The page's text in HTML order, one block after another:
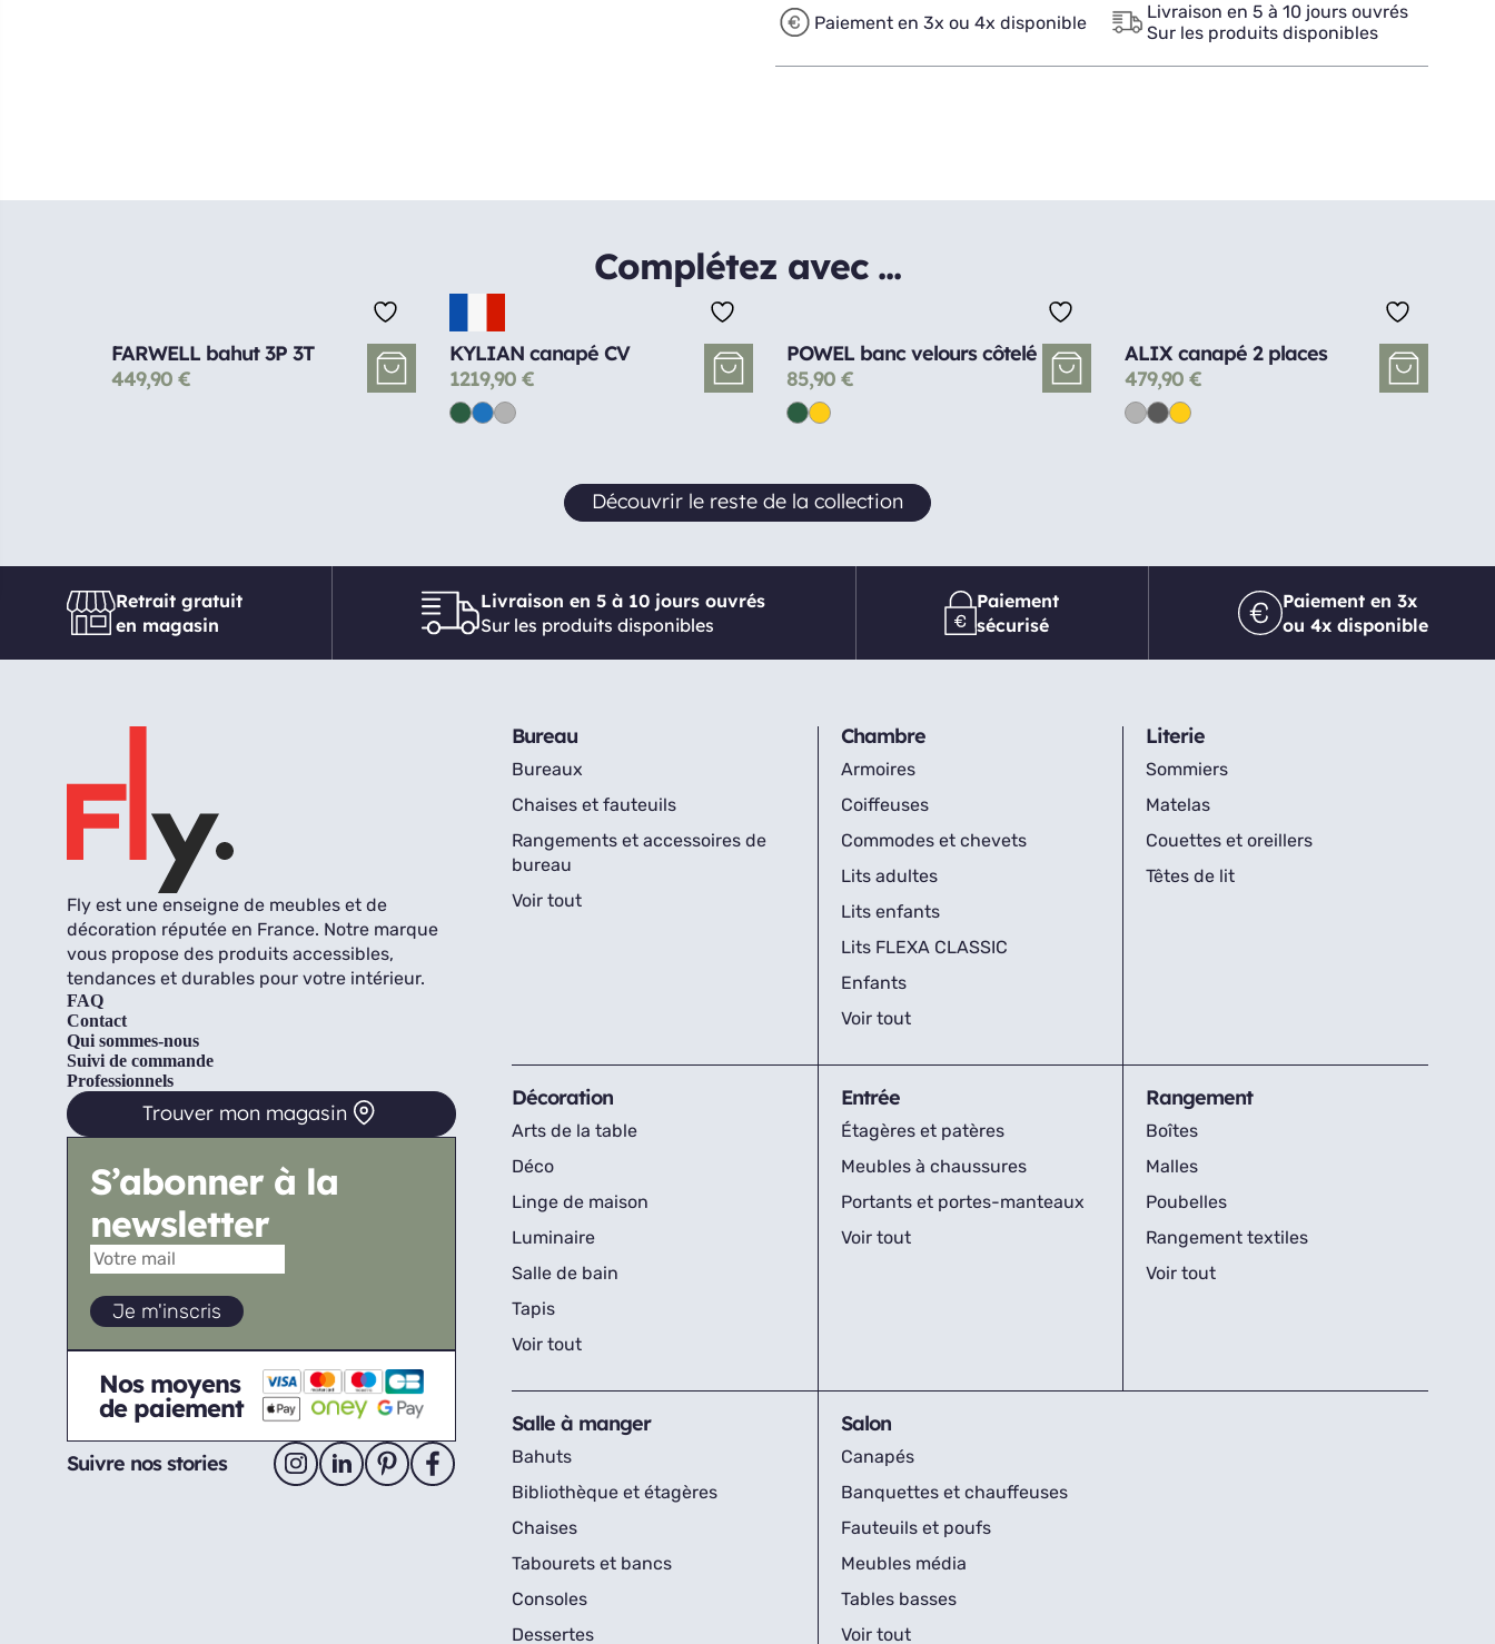
Paiement en 3x ou 4x disponible
Livraison en 5 à 10 jours ouvrés
Sur les produits disponibles
Complétez avec ...
FARWELL bahut 3P 3T
449,90 €
KYLIAN canapé CV
1219,90 €
POWEL banc velours côtelé
85,90 €
ALIX canapé 2 places
479,90 €
Découvrir le reste de la collection
Retrait gratuit
en magasin
Livraison en 5 à 10 jours ouvrés
Sur les produits disponibles
Paiement
sécurisé
Paiement en 3x
ou 4x disponible
Fly est une enseigne de meubles et de
décoration réputée en France. Notre marque
vous propose des produits accessibles,
tendances et durables pour votre intérieur.
FAQ
Contact
Qui sommes-nous
Suivi de commande
Professionnels
Trouver mon magasin
S’abonner à la
newsletter
Nos moyens
de paiement
Suivre nos stories
Bureau
Bureaux
Chaises et fauteuils
Rangements et accessoires de
bureau
Voir tout
Chambre
Armoires
Coiffeuses
Commodes et chevets
Lits adultes
Lits enfants
Lits FLEXA CLASSIC
Enfants
Voir tout
Literie
Sommiers
Matelas
Couettes et oreillers
Têtes de lit
Décoration
Arts de la table
Déco
Linge de maison
Luminaire
Salle de bain
Tapis
Voir tout
Entrée
Étagères et patères
Meubles à chaussures
Portants et portes-manteaux
Voir tout
Rangement
Boîtes
Malles
Poubelles
Rangement textiles
Voir tout
Salle à manger
Bahuts
Bibliothèque et étagères
Chaises
Tabourets et bancs
Consoles
Dessertes
Salon
Canapés
Banquettes et chauffeuses
Fauteuils et poufs
Meubles média
Tables basses
Voir tout